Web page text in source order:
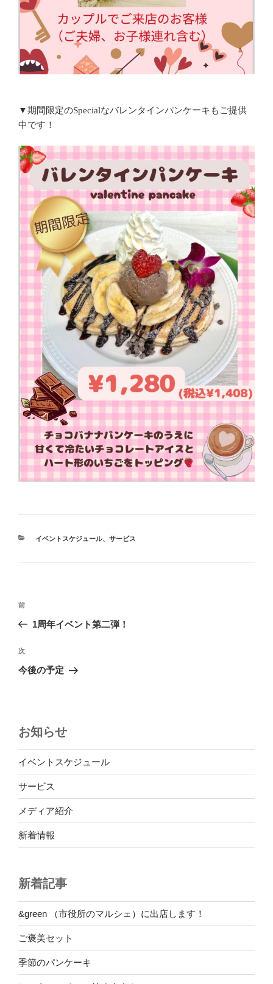
▼期間限定のSpecialなバレンタインパンケーキもご提供
中です！
カ
イベントスケジュール、 サービス
投
ナ
ビ
ゲ
ン
前
の
稿
前
1周年イベント第二弾！
次
の
次
今後の予定
お知らせ
イベントスケジュール
サービス
メディア紹介
新着情報
新着記事
&green （市役所のマルシェ）に出店します！
ご褒美セット
季節のパンケーキ